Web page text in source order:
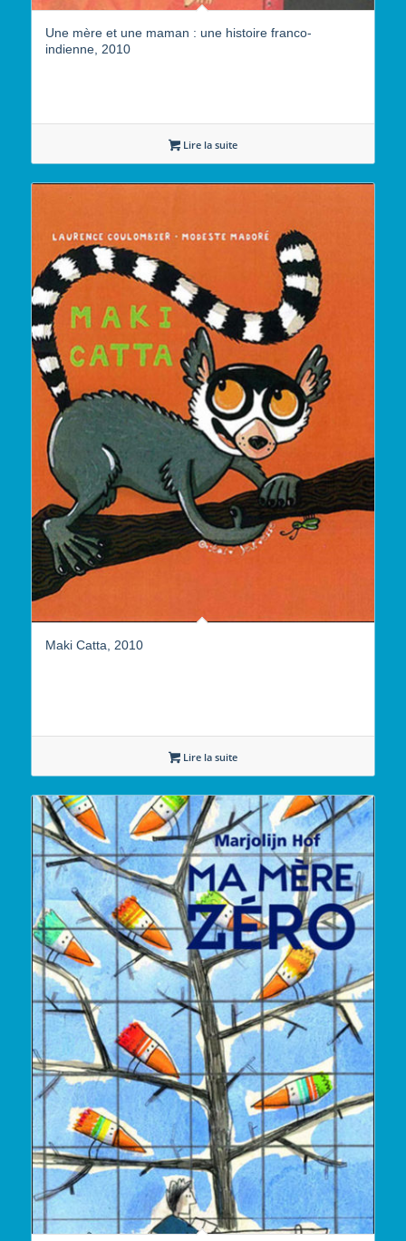
Une mère et une maman : une histoire franco-
indienne, 2010
Lire la suite
Maki Catta, 2010
Lire la suite